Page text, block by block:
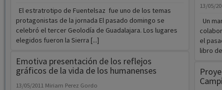
El estratrotipo de Fuentelsaz fue uno de los temas
protagonistas de la jornada El pasado domingo se
celebró el tercer Geolodía de Guadalajara. Los lugares
elegidos fueron la Sierra [...]
Emotiva presentación de los reflejos
gráficos de la vida de los humanenses
13/05/2011 Miriam Perez Gordo
13/05/
Un
el
libro